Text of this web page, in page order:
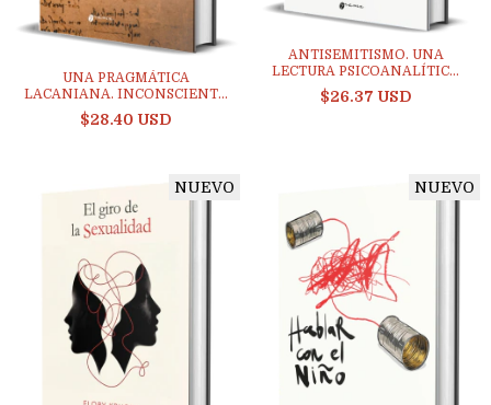
UNA PRAGMÁTICA
LACANIANA. INCONSCIENTE
Y...
$28.40 USD
ANTISEMITISMO. UNA
LECTURA PSICOANALÍTIC...
$26.37 USD
NUEVO NUEVO